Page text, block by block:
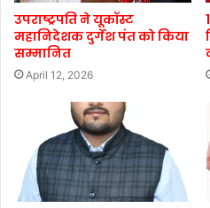
उपराष्ट्रपति ने यूकॉस्ट
महानिदेशक दुर्गेश पंत को किया
सम्मानित
April 12, 2026